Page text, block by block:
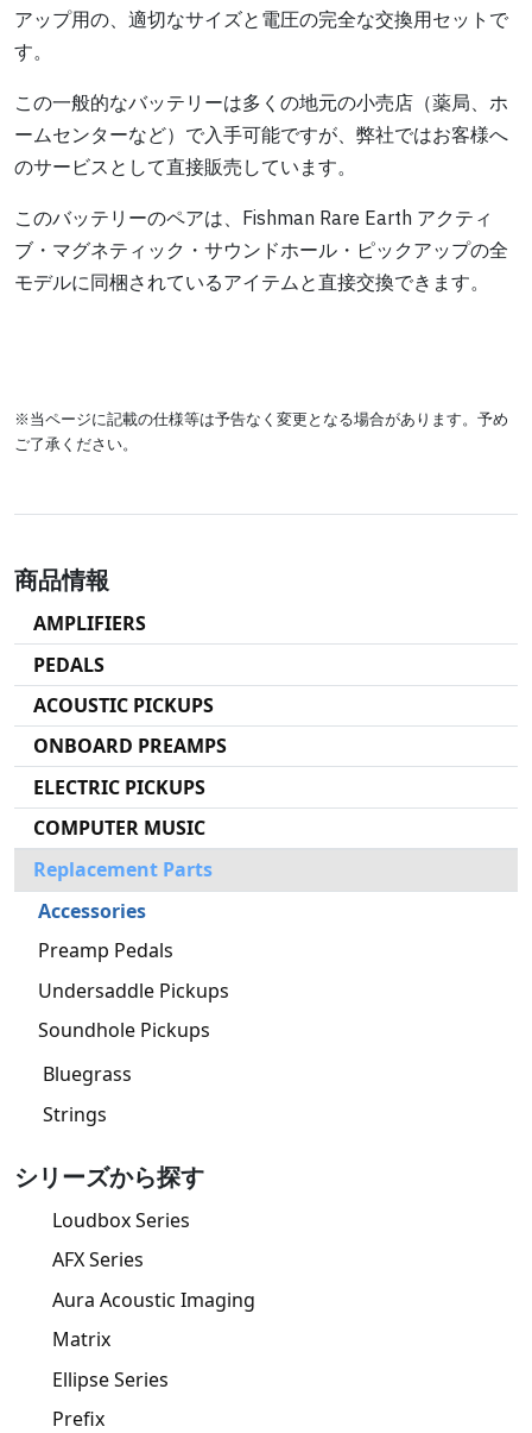
アップ用の、適切なサイズと電圧の完全な交換用セットで
す。
この一般的なバッテリーは多くの地元の小売店（薬局、ホ
ームセンターなど）で入手可能ですが、弊社ではお客様へ
のサービスとして直接販売しています。
このバッテリーのペアは、Fishman Rare Earth アクティ
ブ・マグネティック・サウンドホール・ピックアップの全
モデルに同梱されているアイテムと直接交換できます。
※当ページに記載の仕様等は予告なく変更となる場合があります。予め
ご了承ください。
商品情報
AMPLIFIERS
PEDALS
ACOUSTIC PICKUPS
ONBOARD PREAMPS
ELECTRIC PICKUPS
COMPUTER MUSIC
Replacement Parts
Accessories
Preamp Pedals
Undersaddle Pickups
Soundhole Pickups
Bluegrass
Strings
シリーズから探す
Loudbox Series
AFX Series
Aura Acoustic Imaging
Matrix
Ellipse Series
Prefix